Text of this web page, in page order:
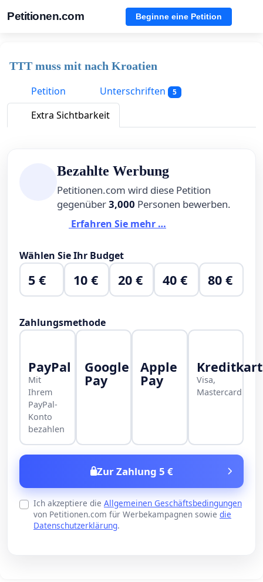
Petitionen.com Beginne eine Petition
TTT muss mit nach Kroatien
Petition
Unterschriften 5
Extra Sichtbarkeit
Bezahlte Werbung
Petitionen.com wird diese Petition
gegenüber3,000 Personen bewerben.
Erfahren Sie mehr …
Wählen Sie Ihr Budget
5 € 10 € 20 € 40 € 80 €
Zahlungsmethode
PayPal
Mit
Ihrem
PayPal-
Konto
bezahlen
Google
Pay
Apple
Pay
Visa,
Mastercard
Zur Zahlung 5 €
Ich akzeptiere die Allgemeinen Geschäftsbedingungen
von Petitionen.com für Werbekampagnen sowie die
Datenschutzerklärung.